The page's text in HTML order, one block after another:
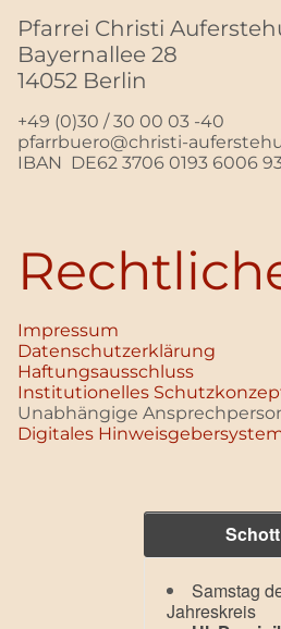
Pfarrei Christi
Bayernallee 28
14052 Berlin
+49 (0)30 / 30 00 03 -40
pfarrbuero@christi-
IBAN DE62 3706 0193 6006
Impressum
Datenschutz­erklärung
Haftungsausschluss
Institutionelles
Unabhängige
Digitales
Samstag
Jahreskreis